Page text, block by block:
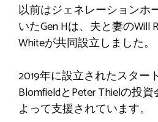
以前はジェネレーションホ
いたGen Hは、夫と妻のWill
Whiteが共同設立しました。
2019年に設立されたスター
BlomfieldとPeter Thielの投
よって支援されています。